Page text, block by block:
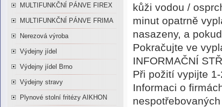
MULTIFUNKČNÍ PÁNVE FIREX
MULTIFUNKČNÍ PÁNVE FRIMA
Nerezová výroba
Výdejny jídel
Výdejny jídel Brno
Výdejny stravy
Plynové stolní fritézy AIKHON
kůži vodou /
minut opatrně
nasazeny, a
Pokračujte ve
INFORMAČNÍ
Při požití vypijte
Informaci o